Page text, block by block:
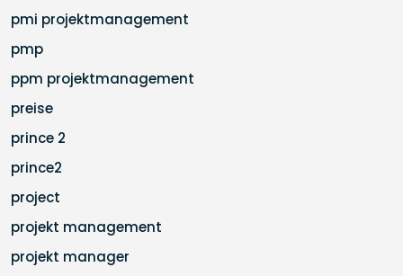
pmi projektmanagement
pmp
ppm projektmanagement
preise
prince 2
prince2
project
projekt management
projekt manager